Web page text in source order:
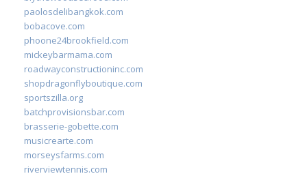
paolosdelibangkok.com
bobacove.com
phoone24brookfield.com
mickeybarmama.com
roadwayconstructioninc.com
shopdragonflyboutique.com
sportszilla.org
batchprovisionsbar.com
brasserie-gobette.com
musicrearte.com
morseysfarms.com
riverviewtennis.com